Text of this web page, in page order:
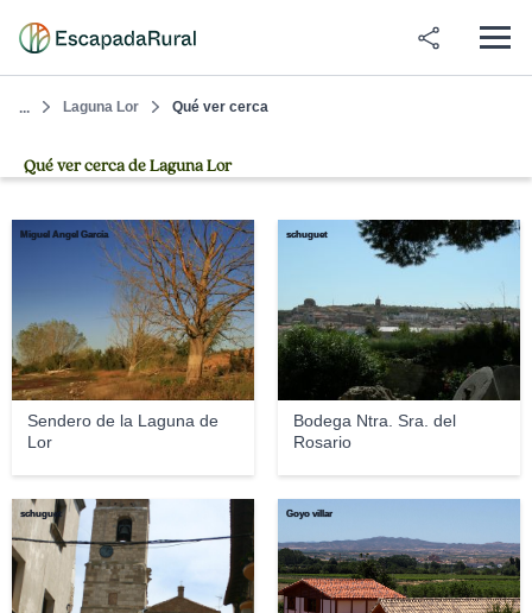
... Laguna Lor Qué ver cerca
Qué ver cerca de Laguna Lor
Sendero de la Laguna de
Lor
Miguel Ángel García
Bodega Ntra. Sra. del
Rosario
schuguet
schuguet Goyo villar